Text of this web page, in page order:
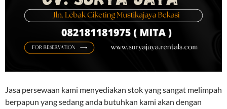
Jasa persewaan kami menyediakan stok yang sangat melimpah
berpapun yang sedang anda butuhkan kami akan dengan